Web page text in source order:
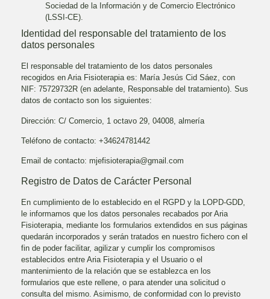
Sociedad de la Información y de Comercio Electrónico
(LSSI-CE).
Identidad del responsable del tratamiento de los
datos personales
El responsable del tratamiento de los datos personales
recogidos enAria Fisioterapiaes: María Jesús Cid Sáez, con
NIF:75729732R (en adelante, Responsable del tratamiento). Sus
datos de contacto son los siguientes:
Dirección:C/ Comercio, 1 octavo 29, 04008, almería
Teléfono de contacto:+34624781442
Email de contacto:mjefisioterapia@gmail.com
Registro de Datos de Carácter Personal
En cumplimiento de lo establecido en el RGPD y la LOPD-GDD,
le informamos que los datos personales recabados porAria
Fisioterapia , mediante los formularios extendidos en sus páginas
quedarán incorporados y serán tratados en nuestro fichero con el
fin de poder facilitar, agilizar y cumplir los compromisos
establecidos entreAria Fisioterapia y el Usuario o el
mantenimiento de la relación que se establezca en los
formularios que este rellene, o para atender una solicitud o
consulta del mismo. Asimismo, de conformidad con lo previsto